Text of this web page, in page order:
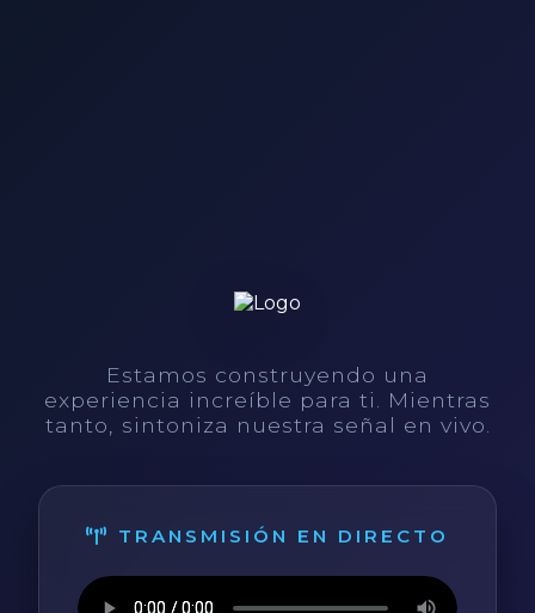
Estamos construyendo una
experiencia increíble para ti. Mientras
tanto, sintoniza nuestra señal en vivo.
TRANSMISIÓN EN DIRECTO